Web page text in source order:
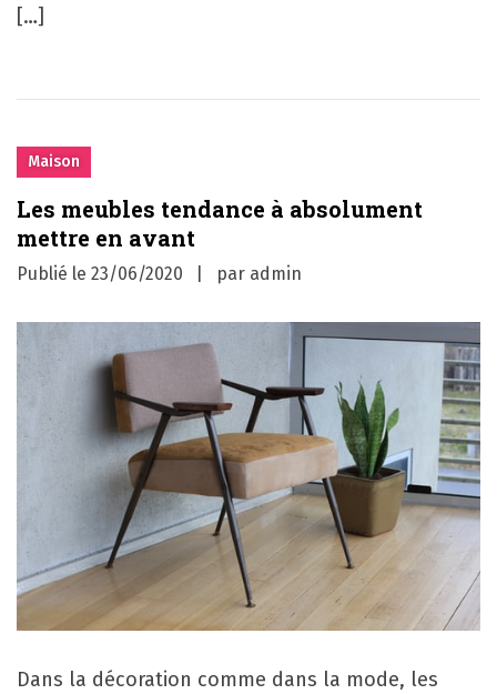
[…]
Maison
Les meubles tendance à absolument
mettre en avant
Publié le 23/06/2020 par admin
Dans la décoration comme dans la mode, les